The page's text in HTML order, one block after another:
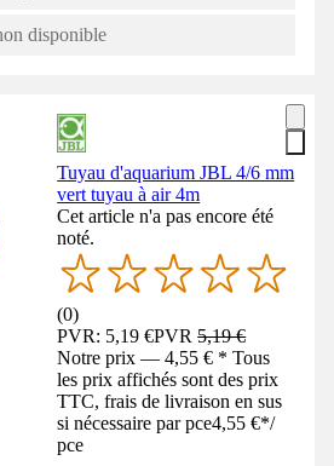
disponible
Tuyau d'aquarium JBL 4/6 mm
vert tuyau à air 4m
Cet article n'a pas encore été
noté.
(0)
PVR: 5,19 €PVR5,19 €
Notre prix — 4,55 € * Tous
les prix affichés sont des prix
TTC, frais de livraison en sus
si nécessaire par pce4,55 €*/
pce